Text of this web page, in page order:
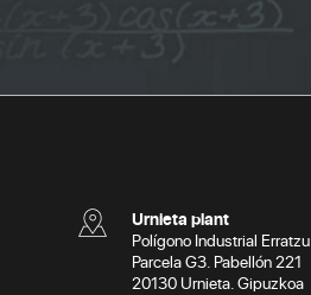
Urnieta plant
Polígono Industrial Erratzu
Parcela G3. Pabellón 221
20130 Urnieta. Gipuzkoa